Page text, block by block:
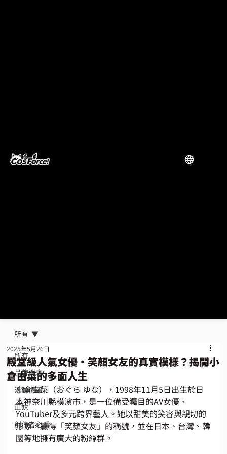
所有
品牌消息
活動情報
正妹
創作者必看
所有
殿堂級人氣女優・笑顏女友的真實模樣？揭開小
倉由菜的多面人生
2025年5月26日
小倉由菜（おぐら ゆな），1998年11月5日出生於日
本神奈川縣橫濱市，是一位備受矚目的AV女優、
YouTuber及多元跨界藝人。她以甜美的笑容與親切的
形象，贏得「笑顏女友」的稱號，並在日本、台灣、韓
國等地擁有廣大的粉絲群。